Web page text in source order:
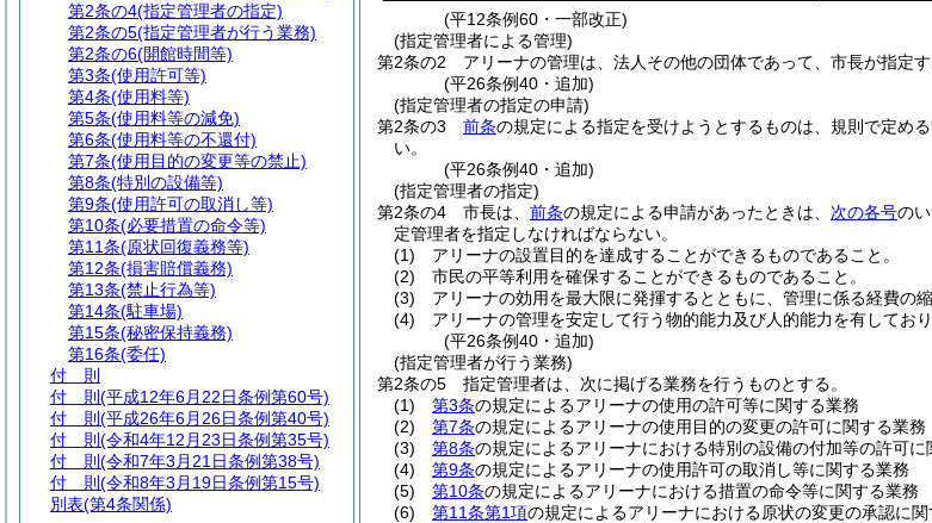
(平12条例60・一部改正)
(指定管理者による管理)
第2条の2
アリーナの管理は、法人その他の団体であって、市長が指定
(平26条例40・追加)
(指定管理者の指定の申請)
第2条の3
前条の規定による指定を受けようとするものは、規則で定め
い。
(平26条例40・追加)
(指定管理者の指定)
第2条の4
市長は、 前条の規定による申請があったときは、 次の各号の
定管理者を指定しなければならない。
(1)
アリーナの設置目的を達成することができるものであること。
(2)
市民の平等利用を確保することができるものであること。
(3)
アリーナの効用を最大限に発揮するとともに、管理に係る経費の
(4)
アリーナの管理を安定して行う物的能力及び人的能力を有してお
(平26条例40・追加)
(指定管理者が行う業務)
第2条の5
指定管理者は、次に掲げる業務を行うものとする。
(1)
第3条の規定によるアリーナの使用の許可等に関する業務
(2)
第7条の規定によるアリーナの使用目的の変更の許可に関する業務
(3)
第8条の規定によるアリーナにおける特別の設備の付加等の許可に
(4)
第9条の規定によるアリーナの使用許可の取消し等に関する業務
(5)
第10条の規定によるアリーナにおける措置の命令等に関する業務
(6)
第11条第1項の規定によるアリーナにおける原状の変更の承認に関
第2条の4(指定管理者の指定)
第2条の5(指定管理者が行う業務)
第2条の6(開館時間等)
第3条(使用許可等)
第4条(使用料等)
第5条(使用料等の減免)
第6条(使用料等の不還付)
第7条(使用目的の変更等の禁止)
第8条(特別の設備等)
第9条(使用許可の取消し等)
第10条(必要措置の命令等)
第11条(原状回復義務等)
第12条(損害賠償義務)
第13条(禁止行為等)
第14条(駐車場)
第15条(秘密保持義務)
第16条(委任)
付 則
付 則 (平成12年6月22日条例第60号)
付 則 (平成26年6月26日条例第40号)
付 則 (令和4年12月23日条例第35号)
付 則 (令和7年3月21日条例第38号)
付 則 (令和8年3月19日条例第15号)
別表(第4条関係)